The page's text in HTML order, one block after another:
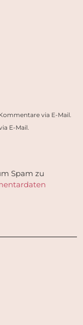
via E-Mail.
E-Mail.
Spam zu